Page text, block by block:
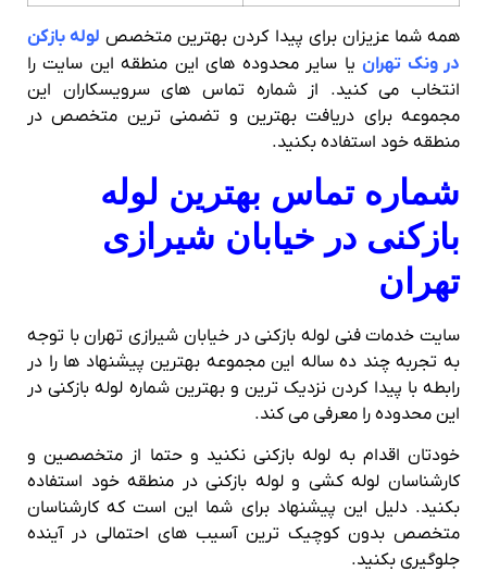
همه شما عزیزان برای پیدا کردن بهترین متخصص لوله بازکن
در ونک تهرانیا سایر محدوده های این منطقه این سایت را
انتخاب می کنید. از شماره تماس های سرویسکاران این
مجموعه برای دریافت بهترین و تضمنی ترین متخصص در
منطقه خود استفاده بکنید.
شماره تماس بهترین لوله
بازکنی در خیابان شیرازی
تهران
سایت خدمات فنی لوله بازکنی در خیابان شیرازی تهران با توجه
به تجربه چند ده ساله این مجموعه بهترین پیشنهاد ها را در
رابطه با پیدا کردن نزدیک ترین و بهترین شماره لوله بازکنی در
این محدوده را معرفی می کند.
خودتان اقدام به لوله بازکنی نکنید و حتما از متخصصین و
کارشناسان لوله کشی و لوله بازکنی در منطقه خود استفاده
بکنید. دلیل این پیشنهاد برای شما این است که کارشناسان
متخصص بدون کوچیک ترین آسیب های احتمالی در آینده
جلوگیری بکنید.